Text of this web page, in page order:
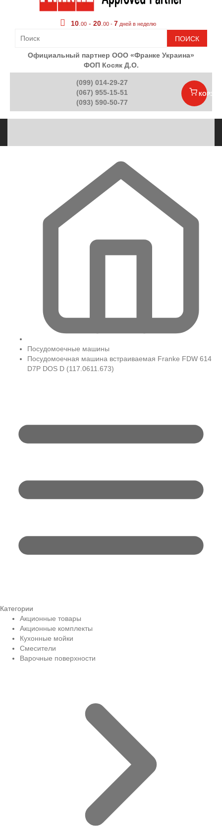
10 00 - 20 00 - 7 дней в неделю
ПОИСК
Официальный партнер ООО «Франке Украина»
ФОП Косяк Д.О.
(099) 014-29-27
(067) 955-15-51
(093) 590-50-77
Посудомоечные машины
Посудомоечная машина встраиваемая Franke FDW 614
D7P DOS D (117.0611.673)
Категории
Акционные товары
Акционные комплекты
Кухонные мойки
Смесители
Варочные поверхности